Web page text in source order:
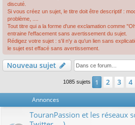
discuté.
Si vous créez un sujet, le titre doit être descriptif :
problème, ....
Tout titre qui a la forme d'une exclamation comme
entraine l'effacement sans avertissement du sujet.
Rédigez votre sujet : s'il n'y a qu'un lien sans
le sujet est effacé sans avertissement.
Nouveau sujet
1085 sujets 1 2 3 4
Annonces
TouranPassion et les réseaux